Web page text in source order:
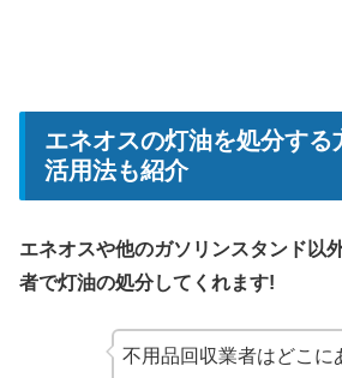
エネオスの灯油を処分する
活用法も紹介
エネオスや他のガソリンスタンド以
者で灯油の処分してくれます!
不用品回収業者はどこに